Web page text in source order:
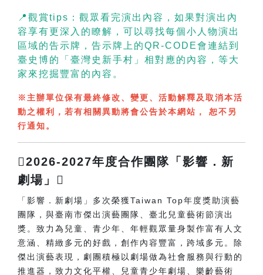
📍觀賞tips：觀眾看完演出內容，如果對演出內
容享有更深入的瞭解，可以尋找每個小人物演出
區域的告示牌，告示牌上的QR-CODE會連結到
臺史博的「臺灣史新手村」相對應的內容，等大
家來挖掘豐富的內容。
※主辦單位保有最終修改、變更、活動解釋及取消本活
動之權利，若有相關異動將會公告於本網站， 恕不另
行通知。
2026-2027年度合作團隊「影響．新
劇場」
「影響．新劇場」多次榮獲Taiwan Top年度獎助演藝
團隊，與臺南市傑出演藝團隊、臺北兒童藝術節演出
獎。致力為兒童、青少年、年輕觀眾量身製作富有人文
意涵、精緻多元的好戲，創作內容豐富，跨域多元。除
傑出演藝表現，劇團積極以劇場做為社會服務與行動的
推進器，致力文化平權、兒童青少年劇場、樂齡藝術